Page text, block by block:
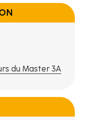
du Master 3A